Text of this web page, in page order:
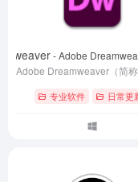
- Adobe
专业软件 日常更